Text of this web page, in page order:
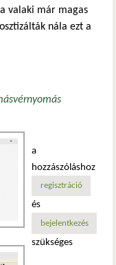
valaki már magas
nála ezt a
vérnyomás
a
hozzászóláshoz
regisztráció
és
bejelentkezés
szükséges